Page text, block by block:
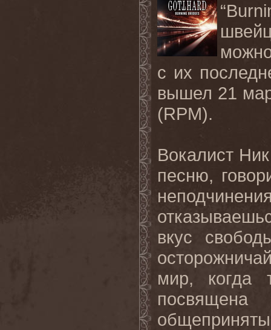
с их
вышел 21
(RPM).
Вокалист
песню,
вкус
мир, когда